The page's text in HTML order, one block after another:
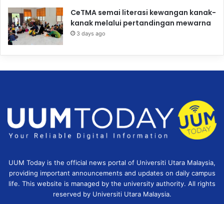
CeTMA semai literasi kewangan kanak-
kanak melalui pertandingan mewarna
3 days ago
UUM Today is the official news portal of Universiti Utara Malaysia,
providing important announcements and updates on daily campus
life. This website is managed by the university authority. All rights
reserved by Universiti Utara Malaysia.